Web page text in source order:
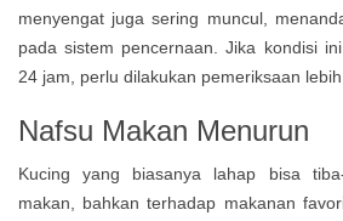
menyengat juga sering muncul,
pada sistem pencernaan. Jika kondisi
24 jam, perlu dilakukan pemeriksaan
Nafsu Makan Menurun
Kucing yang biasanya lahap bisa
makan, bahkan terhadap makanan